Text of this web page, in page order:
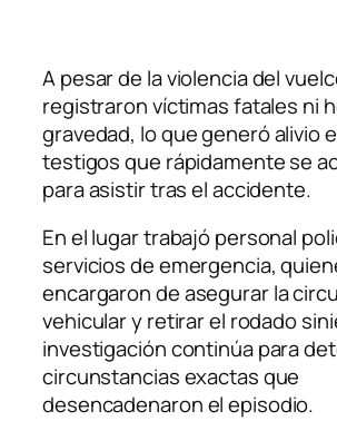
A pesar de la violencia del
registraron víctimas fatales ni
gravedad, lo que generó alivio
testigos que rápidamente se
para asistir tras el accidente.
En el lugar trabajó personal
servicios de emergencia,
encargaron de asegurar la
vehicular y retirar el rodado
investigación continúa para
circunstancias exactas que
desencadenaron el episodio.